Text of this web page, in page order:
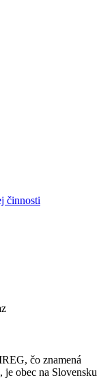
činnosti
čo znamená
je obec na Slovensku